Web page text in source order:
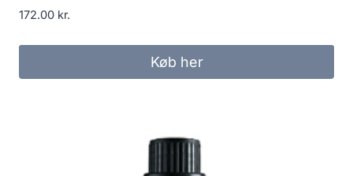
172.00 kr.
Køb her